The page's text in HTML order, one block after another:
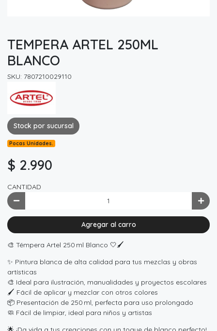
TEMPERA ARTEL 250ML
BLANCO
SKU: 7807210029110
Stock por sucursal
Pocas Unidades.
$ 2.990
CANTIDAD
Agregar al carro
🎨 Témpera Artel 250 ml Blanco 🤍🖌️
✨ Pintura blanca de alta calidad para tus mezclas y obras
artísticas
🎨 Ideal para ilustración, manualidades y proyectos escolares
🖌️ Fácil de aplicar y mezclar con otros colores
📦 Presentación de 250 ml, perfecta para uso prolongado
🧼 Fácil de limpiar, ideal para niños y artistas